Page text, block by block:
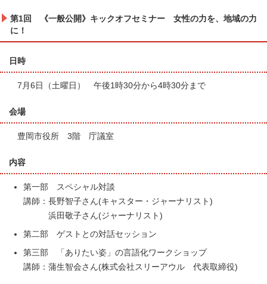
第1回 《一般公開》キックオフセミナー 女性の力を、地域の力
に！
日時
7月6日（土曜日） 午後1時30分から4時30分まで
会場
豊岡市役所 3階 庁議室
内容
第一部 スペシャル対談
講師：長野智子さん(キャスター・ジャーナリスト)
浜田敬子さん(ジャーナリスト)
第二部 ゲストとの対話セッション
第三部 「ありたい姿」の言語化ワークショップ
講師：蒲生智会さん(株式会社スリーアウル 代表取締役)